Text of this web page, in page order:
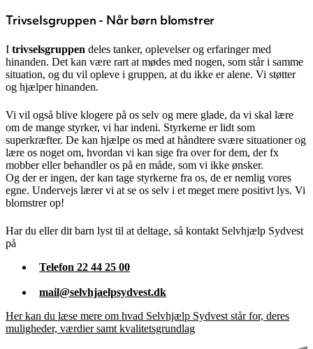
Trivselsgruppen - Når børn blomstrer
I trivselsgruppen deles tanker, oplevelser og erfaringer med
hinanden. Det kan være rart at mødes med nogen, som står i samme
situation, og du vil opleve i gruppen, at du ikke er alene. Vi støtter
og hjælper hinanden.
Vi vil også blive klogere på os selv og mere glade, da vi skal lære
om de mange styrker, vi har indeni. Styrkerne er lidt som
superkræfter. De kan hjælpe os med at håndtere svære situationer og
lære os noget om, hvordan vi kan sige fra over for dem, der fx
mobber eller behandler os på en måde, som vi ikke ønsker.
Og der er ingen, der kan tage styrkerne fra os, de er nemlig vores
egne. Undervejs lærer vi at se os selv i et meget mere positivt lys. Vi
blomstrer op!
Har du eller dit barn lyst til at deltage, så kontakt Selvhjælp Sydvest
på
Telefon 22 44 25 00
mail@selvhjaelpsydvest.dk
Her kan du læse mere om hvad Selvhjælp Sydvest står for, deres
muligheder, værdier samt kvalitetsgrundlag